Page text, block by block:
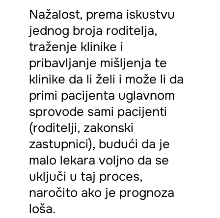
Nažalost, prema iskustvu
jednog broja roditelja,
traženje klinike i
pribavljanje mišljenja te
klinike da li želi i može li da
primi pacijenta uglavnom
sprovode sami pacijenti
(roditelji, zakonski
zastupnici), budući da je
malo lekara voljno da se
uključi u taj proces,
naročito ako je prognoza
loša.